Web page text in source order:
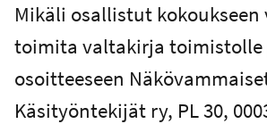
Mikäli osallistut
toimita valtakirja toimistolle
osoitteeseen
Käsityöntekijät ry, PL 30,